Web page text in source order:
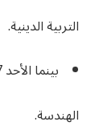
التربية الدينية.
بينما الأحد 7 يونيو
الهندسة.